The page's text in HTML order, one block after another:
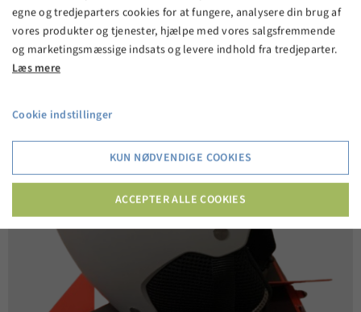
VIS PRODUKT
egne og tredjeparters cookies for at fungere, analysere din brug af
vores produkter og tjenester, hjælpe med vores salgsfremmende
og marketingsmæssige indsats og levere indhold fra tredjeparter.
Læs mere
Cookie indstillinger
KUN NØDVENDIGE COOKIES
ACCEPTER ALLE COOKIES